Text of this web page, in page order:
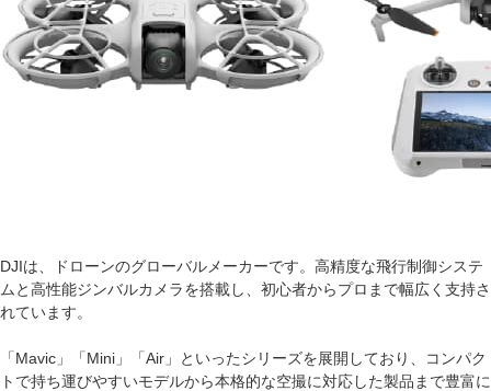
DJIは、ドローンのグローバルメーカーです。高精度な飛行制御システ
ムと高性能ジンバルカメラを搭載し、初心者からプロまで幅広く支持さ
れています。
「Mavic」「Mini」「Air」といったシリーズを展開しており、コンパク
トで持ち運びやすいモデルから本格的な空撮に対応した製品まで豊富に